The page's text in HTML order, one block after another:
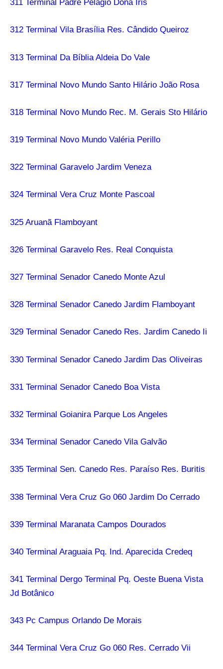
311 Terminal Padre Pelágio Dona Iris
312 Terminal Vila Brasília Res. Cândido Queiroz
313 Terminal Da Bíblia Aldeia Do Vale
317 Terminal Novo Mundo Santo Hilário João Rosa
318 Terminal Novo Mundo Rec. M. Gerais Sto Hilário
319 Terminal Novo Mundo Valéria Perillo
322 Terminal Garavelo Jardim Veneza
324 Terminal Vera Cruz Monte Pascoal
325 Aruanã Flamboyant
326 Terminal Garavelo Res. Real Conquista
327 Terminal Senador Canedo Monte Azul
328 Terminal Senador Canedo Jardim Flamboyant
329 Terminal Senador Canedo Res. Jardim Canedo Ii
330 Terminal Senador Canedo Jardim Das Oliveiras
331 Terminal Senador Canedo Boa Vista
332 Terminal Goianira Parque Los Angeles
334 Terminal Senador Canedo Vila Galvão
335 Terminal Sen. Canedo Res. Paraíso Res. Buritis
338 Terminal Vera Cruz Go 060 Jardim Do Cerrado
339 Terminal Maranata Campos Dourados
340 Terminal Araguaia Pq. Ind. Aparecida Credeq
341 Terminal Dergo Terminal Pq. Oeste Buena Vista
Jd Botânico
343 Pc Campus Orlando De Morais
344 Terminal Vera Cruz Go 060 Res. Cerrado Vii